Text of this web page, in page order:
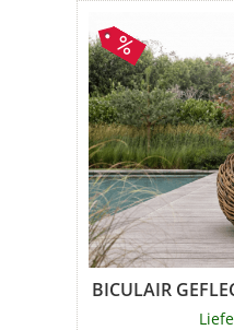
BICULAIR